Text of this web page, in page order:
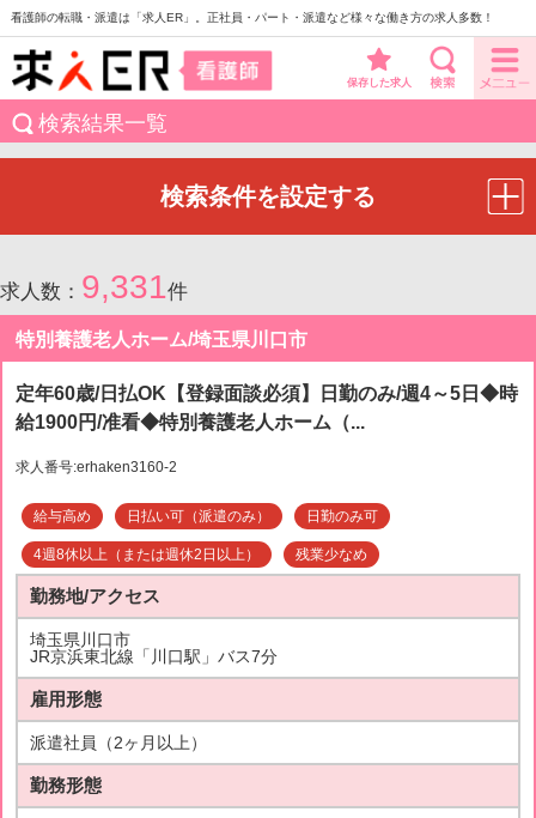
看護師の転職・派遣は「求人ER」。正社員・パート・派遣など様々な働き方の求人多数！
保存した求人
検索結果一覧
検索条件を設定する
求人数： 9,331件
特別養護老人ホーム/埼玉県川口市
定年60歳/日払OK【登録面談必須】日勤のみ/週4～5日◆時
給1900円/准看◆特別養護老人ホーム（...
求人番号:erhaken3160-2
給与高め 日払い可（派遣のみ） 日勤のみ可
4週8休以上（または週休2日以上） 残業少なめ
勤務地/アクセス
埼玉県川口市
JR京浜東北線「川口駅」バス7分
雇用形態
派遣社員（2ヶ月以上）
勤務形態